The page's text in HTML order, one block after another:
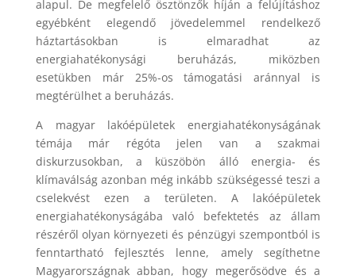
alapul. De megfelelő ösztönzők híján a felújításhoz
egyébként elegendő jövedelemmel rendelkező
háztartásokban is elmaradhat az
energiahatékonysági beruházás, miközben
esetükben már 25%-os támogatási aránnyal is
megtérülhet a beruházás.
A magyar lakóépületek energiahatékonyságának
témája már régóta jelen van a szakmai
diskurzusokban, a küszöbön álló energia- és
klímaválság azonban még inkább szükségessé teszi a
cselekvést ezen a területen. A lakóépületek
energiahatékonyságába való befektetés az állam
részéről olyan környezeti és pénzügyi szempontból is
fenntartható fejlesztés lenne, amely segíthetne
Magyarországnak abban, hogy megerősödve és a